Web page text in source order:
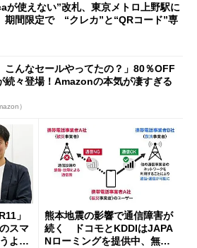
が使えない”改札、東京メトロ上野駅に
間限定で “クレカ”と“QRコード”専
こんなセールやってたの？」80％OFF
続々登場！Amazonの本気が凄すぎる
）
」
スマ
より
熊本地震の影響で通信障害が
続く ドコモとKDDIはJAPA
Nローミングを提供中、無料